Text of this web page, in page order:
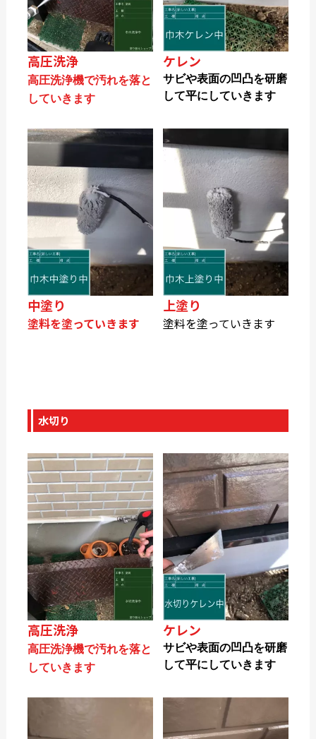
高圧洗浄
高圧洗浄機で汚れを落と
していきます
ケレン
サビや表面の凹凸を研磨
して平にしていきます
中塗り
塗料を塗っていきます
上塗り
塗料を塗っていきます
水切り
高圧洗浄
高圧洗浄機で汚れを落と
していきます
ケレン
サビや表面の凹凸を研磨
して平にしていきます